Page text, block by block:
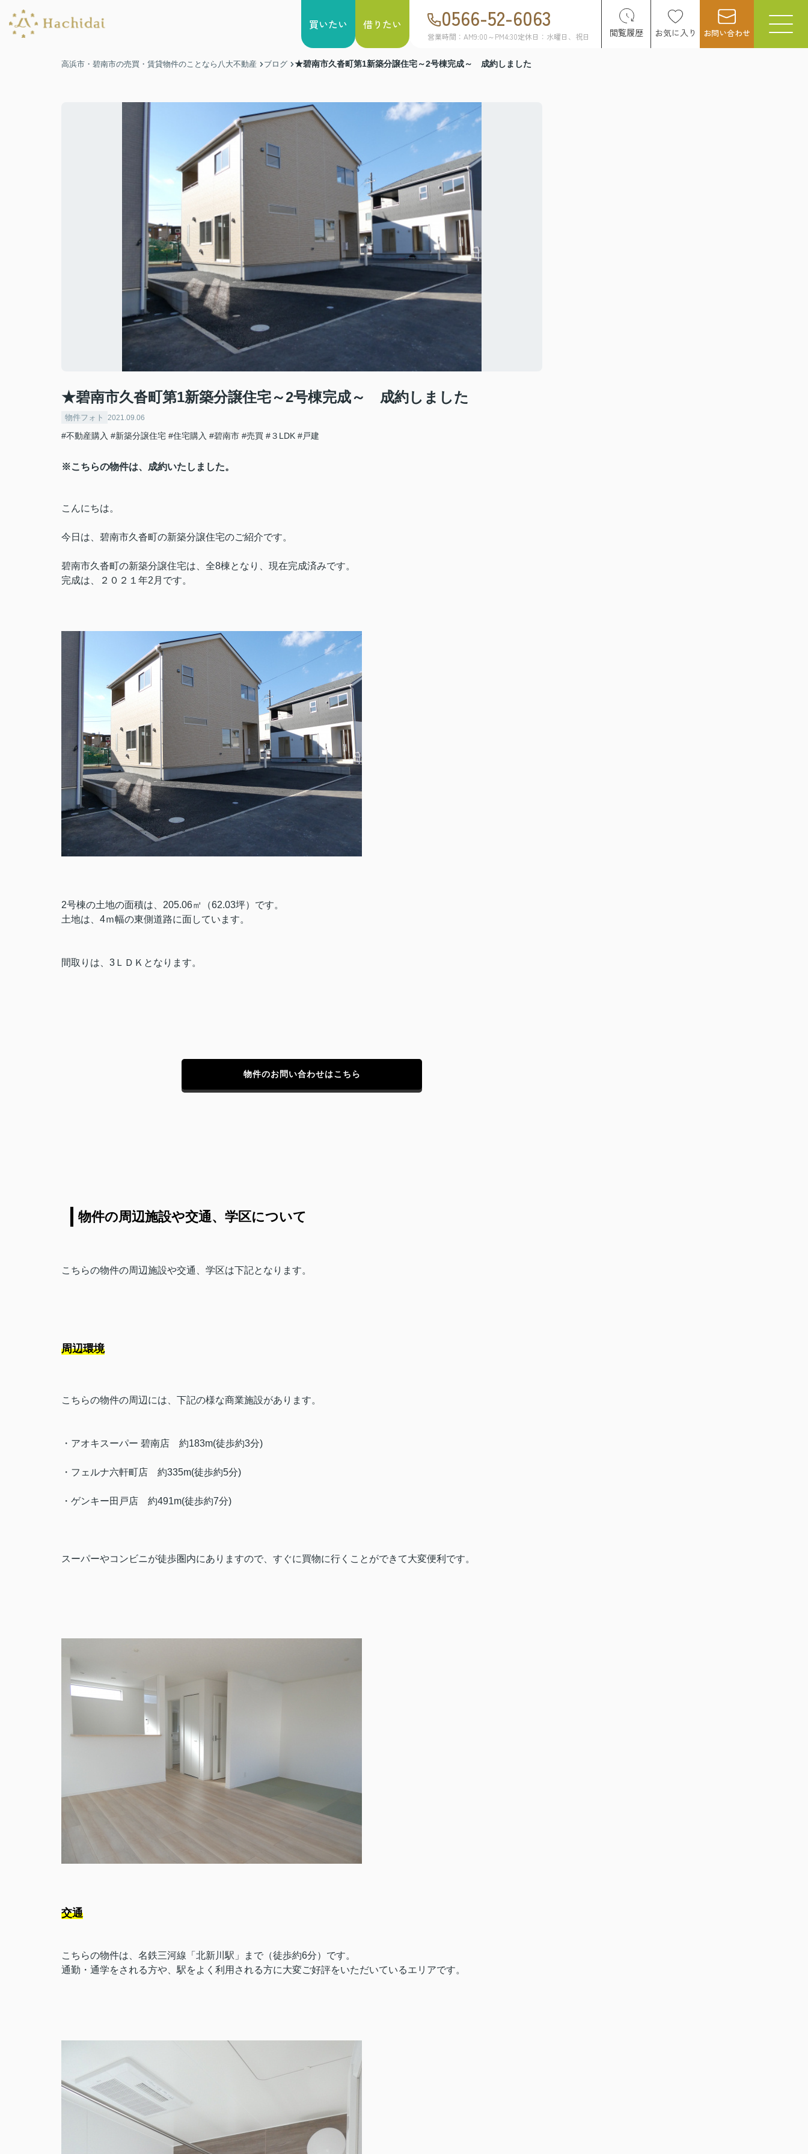
買いたい 借りたい 0566-52-6063
営業時間：AM9:00～PM4:30定休日：水曜日、祝日 閲覧履歴 お気に入り お問い合わせ
高浜市・碧南市の売買・賃貸物件のことなら八大不動産 ブログ ★碧南市久沓町第1新築分譲住宅～2号棟完成～ 成約しました
★碧南市久沓町第1新築分譲住宅～2号棟完成～ 成約しました
物件フォト 2021.09.06
#不動産購入 #新築分譲住宅 #住宅購入 #碧南市 #売買 #３LDK #戸建
※こちらの物件は、成約いたしました。
こんにちは。
今日は、碧南市久沓町の新築分譲住宅のご紹介です。
碧南市久沓町の新築分譲住宅は、全8棟となり、現在完成済みです。
完成は、２０２１年2月です。
2号棟の土地の面積は、205.06㎡（62.03坪）です。
土地は、4ｍ幅の東側道路に面しています。
間取りは、3ＬＤＫとなります。
物件のお問い合わせはこちら
物件の周辺施設や交通、学区について
こちらの物件の周辺施設や交通、学区は下記となります。
周辺環境
こちらの物件の周辺には、下記の様な商業施設があります。
・ アオキスーパー 碧南店 約183m(徒歩約3分)
・ フェルナ六軒町店 約335m(徒歩約5分)
・ ゲンキー田戸店 約491m(徒歩約7分)
スーパーやコンビニが徒歩圏内にありますので、すぐに買物に行くことができて大変便利です。
交通
こちらの物件は、名鉄三河線「北新川駅」まで（徒歩約6分）です。
通勤・通学をされる方や、駅をよく利用される方に大変ご好評をいただいているエリアです。